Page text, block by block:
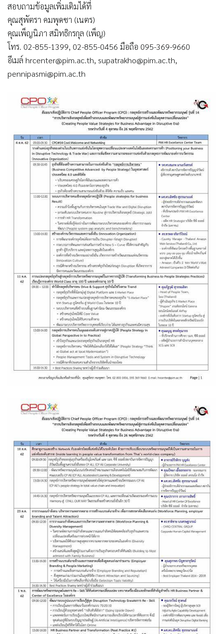
สอบถามข้อมูลเพิ่มเติมได้ที่
คุณสุพัตรา คมพุดซา (เนตร)
คุณเพ็ญนิภา สมิทธิกรกุล (เพ็ญ)
โทร. 02-855-1399, 02-855-0456 มือถือ 095-369-9660
อีเมล์ hrcenter@pim.ac.th, supatrakho@pim.ac.th,
pennipasmi@pim.ac.th